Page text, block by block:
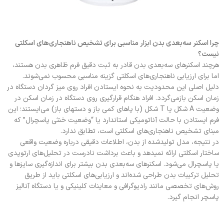
چرا اسکنر سه‌بعدی بدن ابزار مناسبی برای تشخیص ناهنجاری‌های اسکلتی
نیست؟
هرچند اسکنرهای سه‌بعدی بدن قادر به ثبت دقیق فرم ظاهری بدن هستند،
اما برای ارزیابی ناهنجاری‌های اسکلتی گزینه مناسبی محسوب نمی‌شوند.
دلیل اصلی این محدودیت به نحوه ایستادن افراد روی میز گردان دستگاه در
زمان اسکن بازمی‌گردد. افراد هنگام قرارگیری روی دستگاه در زمان اسکن در
وضعیت A شکل یا T شکل (با پاهای کمی باز و دستهای باز) می‌ایستند؛ این
فرم ایستادن با حالت آناتومیکی استاندارد یا “وضعیت خنثی پاسچرال” که
مبنای تشخیص ناهنجاری‌های اسکلتی است، تطابق ندارد.
در نتیجه، مدل تولیدشده از بدن، اطلاعات دقیقی درباره وضعیت واقعی
ساختار اسکلتی ارائه نمیدهد و باعث برداشت نادرست در تحلیل‌های ارتوپدی
یا پاسچرال می‌شود. اسکنرهای سه‌بعدی بدن بیشتر برای اندازه‌گیری سایزها و
تحلیل ترکیبات بدن طراحی شده‌اند و ارزیابی‌های اسکلتی باید از طریق
روش‌های تخصصی مانند رادیوگرافی و معاینات کلینیکی و یا دستگاه آنالیز
پاسچر انجام گیرد.